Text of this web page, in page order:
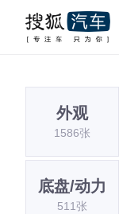
外观
1586张
底盘/动力
511张